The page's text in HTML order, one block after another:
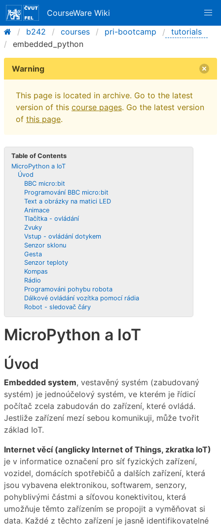
CourseWare Wiki
b242
courses pri-bootcamp
tutorials
embedded_python
Warning
This page is located in archive. Go to the latest
version of this course pages. Go the latest version
of this page.
Table of Contents
MicroPython a IoT
Úvod
BBC micro:bit
Programování BBC micro:bit
Text a obrázky na matici LED
Animace
Tlačítka - ovládání
Zvuky
Vstup - ovládání dotykem
Senzor sklonu
Gesta
Senzor teploty
Kompas
Rádio
Programováni pohybu robota
Dálkové ovládání vozítka pomocí rádia
Robot - sledovač čáry
MicroPython a IoT
Úvod
Embedded system, vestavěný systém (zabudovaný
systém) je jednoúčelový systém, ve kterém je řídicí
počítač zcela zabudován do zařízení, které ovládá.
Jestliže zařízení mezí sebou komunikuji, může tvořit
základ IoT.
Internet věcí (anglicky Internet of Things, zkratka IoT)
je v informatice označení pro síť fyzických zařízení,
vozidel, domácích spotřebičů a dalších zařízení, která
jsou vybavena elektronikou, softwarem, senzory,
pohyblivými částmi a síťovou konektivitou, která
umožňuje těmto zařízením se propojit a vyměňovat si
data. Každé z těchto zařízení je jasně identifikovatelné